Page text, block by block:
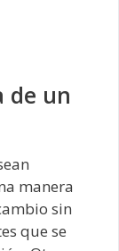
de un
manera
sin
que se